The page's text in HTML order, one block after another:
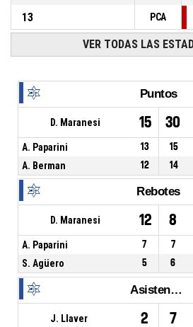
13
PCA
VER TODAS LAS
Puntos
D. Maranesi 15 30
A. Paparini 13 15
A. Berman
12 14
Rebotes
D. Maranesi 12 8
A. Paparini 7 7
S. Agüero
5 6
Asistencias
J. Llaver 2 7